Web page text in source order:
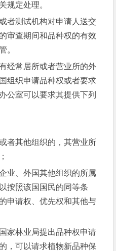
规定处理。
者测试机构对申请人送交
审查期间和品种权的有效
。
经常居所或者营业所的外
组织申请品种权或者要求
公室可以要求其提供下列
者其他组织的，其营业所
业、外国其他组织的所属
按照该国国民的同等条
申请权、优先权和其他与
家林业局提出品种权申请
，可以请求植物新品种保